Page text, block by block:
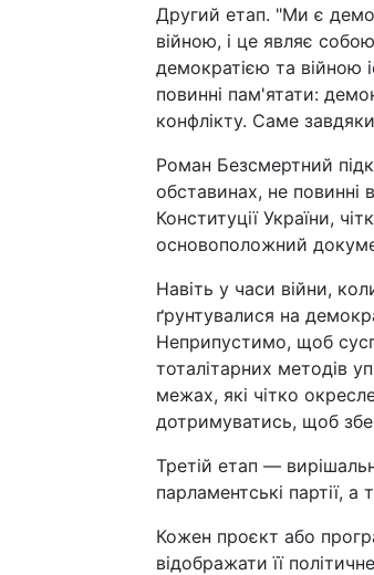
Другий етап. "Ми є
війною, і це являє
демократією та війною
повинні пам'ятати:
конфлікту. Саме
Роман Безсмертний
обставинах, не
Конституції України,
основоположний
Навіть у часи війни,
ґрунтувалися на
Неприпустимо, щоб
тоталітарних методів
межах, які чітко
дотримуватись, щоб
Третій етап —
парламентські партії, а
Кожен проєкт або
відображати її